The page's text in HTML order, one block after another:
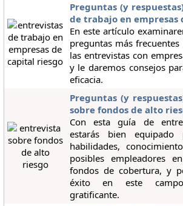
Preguntas (y
de trabajo en empresas
En este artículo
preguntas más
las entrevistas con
y le daremos consejos
eficacia.
Preguntas (y
sobre fondos de alto
Con esta guía de
estarás bien
habilidades,
posibles empleadores
fondos de cobertura, y
éxito en este
gratificante.